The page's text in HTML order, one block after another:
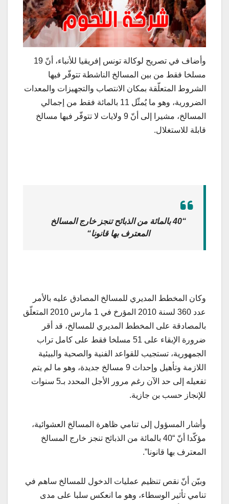
وأضاف في تصريح لوكالة تونس إفريقيا للأنباء، أنّ 19
مسلخا فقط من بين المسالخ الناشطة تتوفّر فيها
الشروط المتعلّقة بمكان الانتصاب والتجهيزات والمعدات
الضرورية، وهو ما يُمثّل 11 بالمائة فقط من إجمالي
المسالخ، مشيرا إلى أنّ 9 ولايات لا تتوفّر فيها مسالخ
قابلة للاستغلال.
“
40 بالمائة من الذبائح تنجز خارج المسالخ
المعترف بها قانونا“
وكان المخطط المديري للمسالخ المصادق عليه بالأمر
عدد 360 لسنة 2010 المؤرخ في 1 مارس 2010 المتعلّق
بالمصادقة على المخطط المديري للمسالخ، قد أقر
ضرورة الإبقاء على 51 مسلخا فقط على كامل تراب
الجمهورية، تستجيب للقواعد الفنية والصحية والبيئية
اللازمة وتأهيل وإحداث 9 مسالخ جديدة، وهو ما لم يتم
تفعيله إلى حد الآن رغم مرور الأجل المحدد بـ5 سنوات
للإنجاز حسب بن جازية.
وأشار المسؤول إلى تنامي ظاهرة المسالخ العشوائية،
مؤكّدا أنّ “40 بالمائة من الذبائح تنجز خارج المسالخ
المعترف بها قانونا”.
وبيّن أنّ نقص تنظيم عمليات الدخول للمسالخ ساهم في
تنامي تأثير الوسطاء، وهو ما انعكس سلبا على مدى